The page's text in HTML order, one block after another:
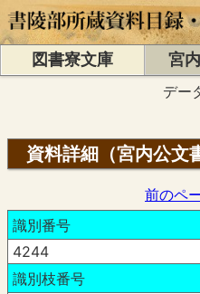
図書寮文庫 宮
デー
資料詳細（宮内公文
前のペ
識別番号
4244
識別枝番号